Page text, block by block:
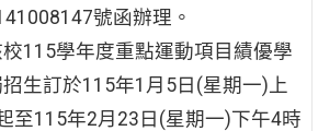
號函辦理。
115學年度重點運動項目績優學
生訂於115年1月5日(星期一)上
至115年2月23日(星期一)下午4時